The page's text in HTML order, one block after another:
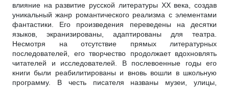
влияние на развитие русской литературы XX века, создав
уникальный жанр романтического реализма с элементами
фантастики. Его произведения переведены на десятки
языков, экранизированы, адаптированы для театра.
Несмотря на отсутствие прямых литературных
последователей, его творчество продолжает вдохновлять
читателей и исследователей. В послевоенные годы его
книги были реабилитированы и вновь вошли в школьную
программу. В честь писателя названы музеи, улицы,